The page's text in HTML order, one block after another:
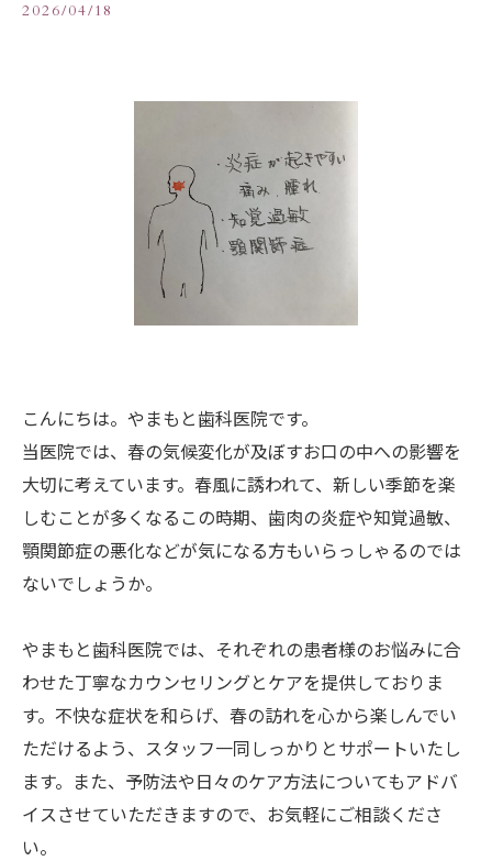
2026/04/18
こんにちは。やまもと歯科医院です。
当医院では、春の気候変化が及ぼすお口の中への影響を
大切に考えています。春風に誘われて、新しい季節を楽
しむことが多くなるこの時期、歯肉の炎症や知覚過敏、
顎関節症の悪化などが気になる方もいらっしゃるのでは
ないでしょうか。
やまもと歯科医院では、それぞれの患者様のお悩みに合
わせた丁寧なカウンセリングとケアを提供しておりま
す。不快な症状を和らげ、春の訪れを心から楽しんでい
ただけるよう、スタッフ一同しっかりとサポートいたし
ます。また、予防法や日々のケア方法についてもアドバ
イスさせていただきますので、お気軽にご相談くださ
い。